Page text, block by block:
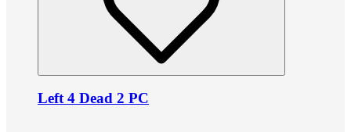
Left 4 Dead 2 PC